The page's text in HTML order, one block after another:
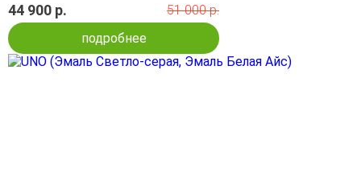
44 900 р.
51 000 р.
подробнее